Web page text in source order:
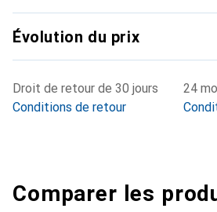
Évolution du prix
Droit de retour de 30 jours
Conditions de retour
24
Comparer les